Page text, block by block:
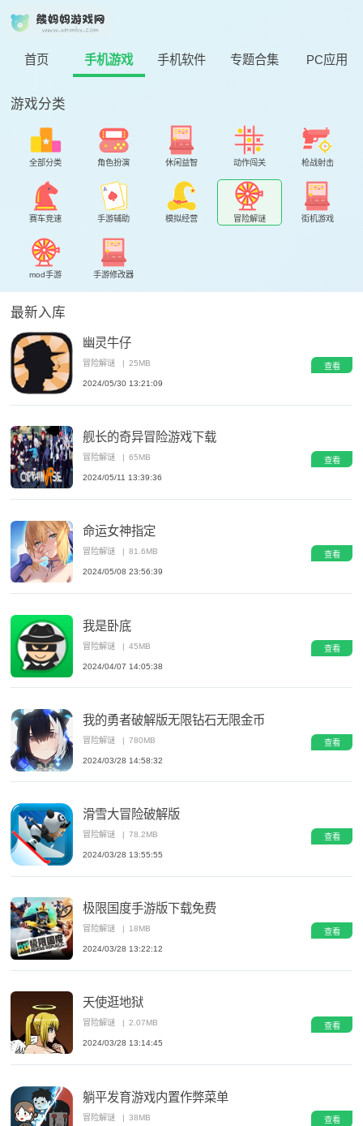
首页 手机游戏 手机软件 专题合集 PC应用
游戏分类
全部分类 角色扮演 休闲益智 动作闯关 枪战射击
赛车竞速 手游辅助 模拟经营 冒险解谜 街机游戏
mod手游 手游修改器
最新入库
幽灵牛仔
冒险解谜 | 25MB
2024/05/30 13:21:09
查看
舰长的奇异冒险游戏下载
冒险解谜 | 65MB
2024/05/11 13:39:36
查看
命运女神指定
冒险解谜 81.6MB
2024/05/08 23:56:39
查看
我是卧底
冒险解谜 | 45MB
2024/04/07 14:05:38
查看
我的勇者破解版无限钻石无限金币
冒险解谜 | 780MB
2024/03/28 14:58:32
查看
滑雪大冒险破解版
冒险解谜 | 78.2MB
2024/03/28 13:55:55
查看
极限国度手游版下载免费
冒险解谜 | 18MB
2024/03/28 13:22:12
查看
天使逛地狱
冒险解谜 | 2.07MB
2024/03/28 13:14:45
查看
躺平发育游戏内置作弊菜单
冒险解谜 | 38MB 查看